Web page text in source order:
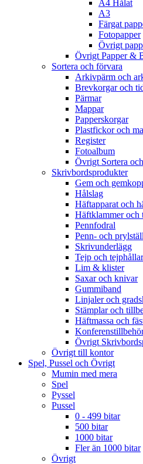
A4 Hålat
A3
Färgat
Fotopapper
Övrigt
Övrigt Papper &
Sortera och förvara
Arkivpärm och
Brevkorgar och
Pärmar
Mappar
Papperskorgar
Plastfickor och
Register
Fotoalbum
Övrigt Sortera
Skrivbordsprodukter
Gem och
Hålslag
Häftapparat och
Häftklammer och
Pennfodral
Penn- och prylställ
Skrivunderlägg
Tejp och
Lim & klister
Saxar och knivar
Gummiband
Linjaler och
Stämplar och
Häftmassa och
Övrigt
Övrigt till kontor
Spel, Pussel och Övrigt
Mumin med mera
Spel
Pyssel
Pussel
0 - 499 bitar
500 bitar
1000 bitar
Fler än 1000 bitar
Övrigt